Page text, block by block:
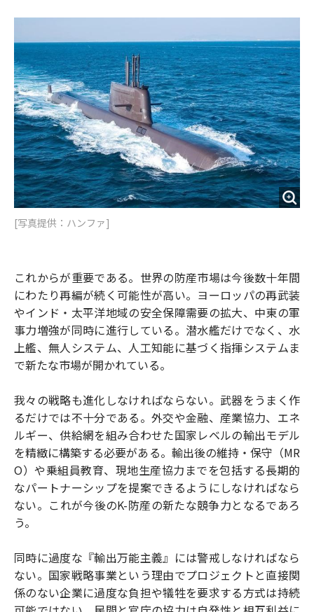
[写真提供：ハンファ]
これからが重要である。世界の防産市場は今後数十年間
にわたり再編が続く可能性が高い。ヨーロッパの再武装
やインド・太平洋地域の安全保障需要の拡大、中東の軍
事力増強が同時に進行している。潜水艦だけでなく、水
上艦、無人システム、人工知能に基づく指揮システムま
で新たな市場が開かれている。
我々の戦略も進化しなければならない。武器をうまく作
るだけでは不十分である。外交や金融、産業協力、エネ
ルギー、供給網を組み合わせた国家レベルの輸出モデル
を精緻に構築する必要がある。輸出後の維持・保守（MR
O）や乗組員教育、現地生産協力までを包括する長期的
なパートナーシップを提案できるようにしなければなら
ない。これが今後のK-防産の新たな競争力となるであろ
う。
同時に過度な『輸出万能主義』には警戒しなければなら
ない。国家戦略事業という理由でプロジェクトと直接関
係のない企業に過度な負担や犠牲を要求する方式は持続